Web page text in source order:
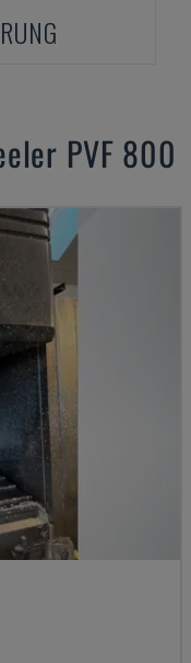
PVF 800